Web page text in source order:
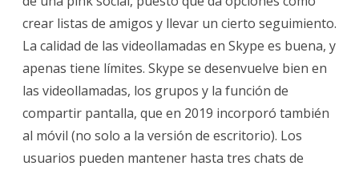
crear listas de amigos y llevar un cierto seguimiento.
La calidad de las videollamadas en Skype es buena, y
apenas tiene límites. Skype se desenvuelve bien en
las videollamadas, los grupos y la función de
compartir pantalla, que en 2019 incorporó también
al móvil (no solo a la versión de escritorio). Los
usuarios pueden mantener hasta tres chats de